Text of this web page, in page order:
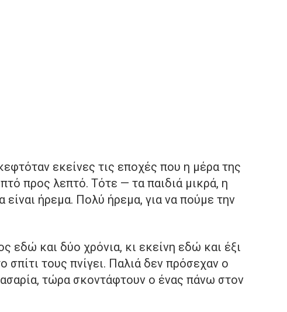
εκείνες τις εποχές που η μέρα της
προς λεπτό. Τότε — τα παιδιά μικρά, η
είναι ήρεμα. Πολύ ήρεμα, για να πούμε την
εδώ και δύο χρόνια, κι εκείνη εδώ και έξι
σπίτι τους πνίγει. Παλιά δεν πρόσεχαν ο
τώρα σκοντάφτουν ο ένας πάνω στον